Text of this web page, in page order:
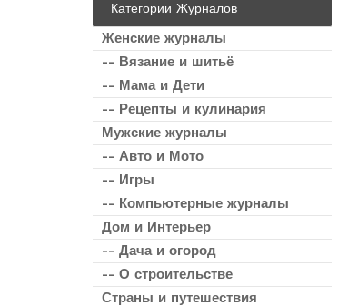
Категории Журналов
Женские журналы
-- Вязание и шитьё
-- Мама и Дети
-- Рецепты и кулинария
Мужские журналы
-- Авто и Мото
-- Игры
-- Компьютерные журналы
Дом и Интерьер
-- Дача и огород
-- О строительстве
Страны и путешествия